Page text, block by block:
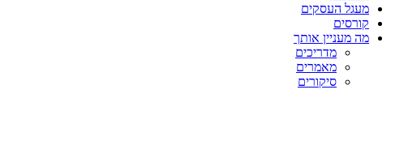
מעגל העסקים
קורסים
מה מעניין אותך
מדריכים
מאמרים
סיקורים